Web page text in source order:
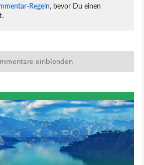
Regeln, bevor Du einen
einblenden